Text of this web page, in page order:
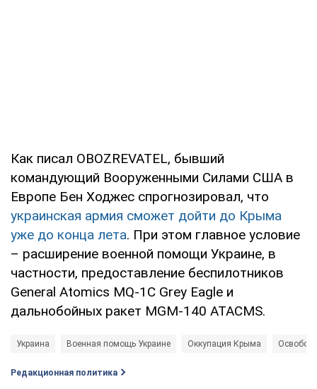
Как писал OBOZREVATEL, бывший
командующий Вооруженными Силами США в
Европе Бен Ходжес спрогнозировал, что
украинская армия сможет дойти до Крыма
уже до конца лета. При этом главное условие
– расширение военной помощи Украине, в
частности, предоставление беспилотников
General Atomics MQ-1C Grey Eagle и
дальнобойных ракет MGM-140 ATACMS.
Украина Военная помощь Украине Оккупация Крыма
Редакционная политика